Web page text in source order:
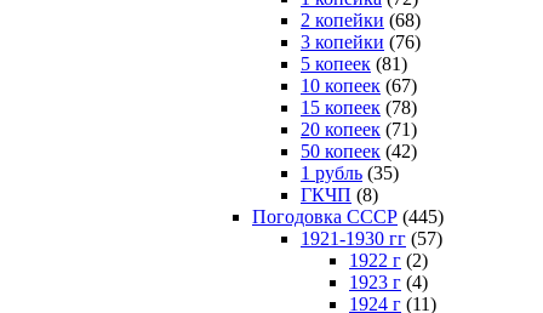
2 копейки (68)
3 копейки (76)
5 копеек (81)
10 копеек (67)
15 копеек (78)
20 копеек (71)
50 копеек (42)
1 рубль (35)
ГКЧП (8)
Погодовка СССР (445)
1921-1930 гг (57)
1922 г (2)
1923 г (4)
1924 г (11)